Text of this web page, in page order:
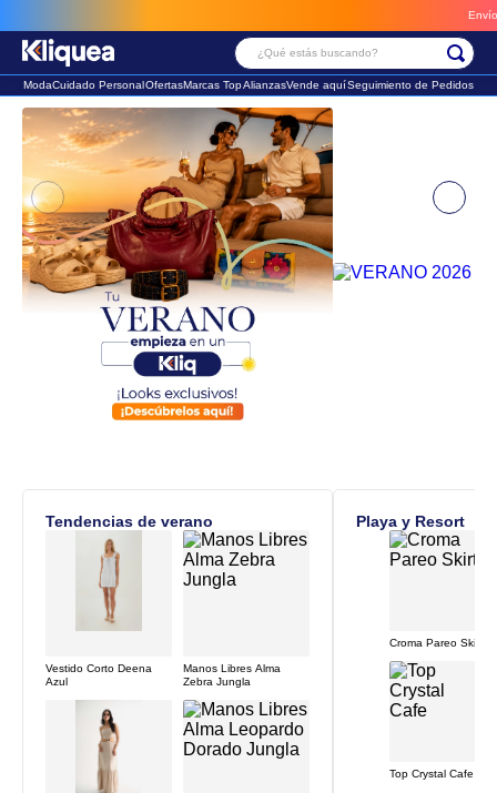
Envío rápido,
¿Qué estás buscando?
ModaCuidado PersonalOfertasMarcas TopAlianzasVende aquíSeguimiento de Pedidos
Tendencias de verano
Vestido Corto Deena
Azul
Manos Libres Alma
Zebra Jungla
Playa y Resort
Croma Pareo Skirt
Top Crystal Cafe
Términos Más Buscados
. faldas
2. sandalia
3. futbol